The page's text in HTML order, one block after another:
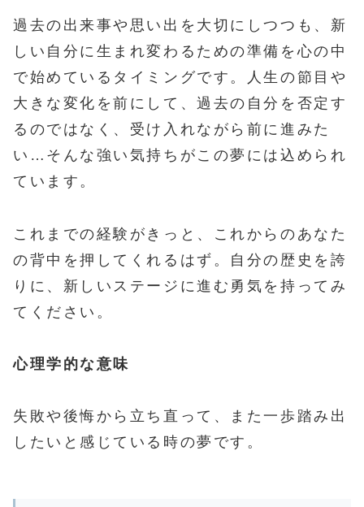
過去の出来事や思い出を大切にしつつも、新
しい自分に生まれ変わるための準備を心の中
で始めているタイミングです。人生の節目や
大きな変化を前にして、過去の自分を否定す
るのではなく、受け入れながら前に進みた
い…そんな強い気持ちがこの夢には込められ
ています。
これまでの経験がきっと、これからのあなた
の背中を押してくれるはず。自分の歴史を誇
りに、新しいステージに進む勇気を持ってみ
てください。
心理学的な意味
失敗や後悔から立ち直って、また一歩踏み出
したいと感じている時の夢です。